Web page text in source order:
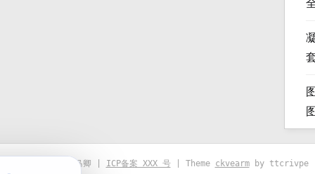
© 2021-2026 优马卿 | ICP备案 XXX 号| Theme ckvearmby ttcrivpe